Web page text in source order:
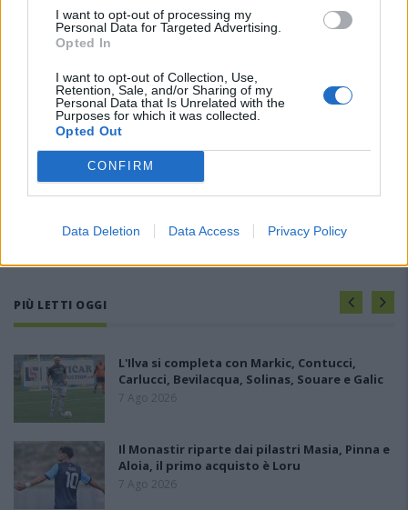
I want to opt-out of processing my
Personal Data for Targeted Advertising.
Opted In
I want to opt-out of Collection, Use,
Retention, Sale, and/or Sharing of my
Personal Data that Is Unrelated with the
Purposes for which it was collected.
Opted Out
CONFIRM
Data Deletion Data Access Privacy Policy
PIÙ LETTI OGGI
L'Ilva si completa con Markic, Contucci,
Carlucci, Bevilacqua, Solinas, Souare e Galic
7 Ago 2026
Il Monastir riparte dai pilastri Masia, Pinna e
Aloia, il primo acquisto è Loru
7 Ago 2026